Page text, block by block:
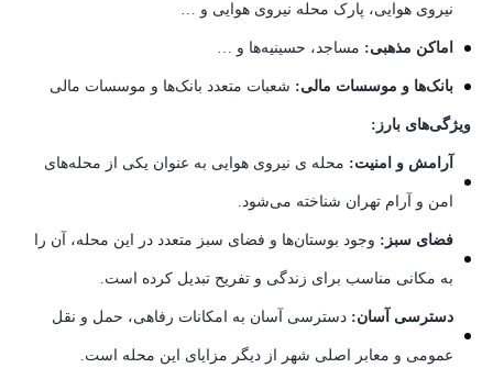
نیروی هوایی، پارک محله نیروی هوایی و …
اماکن مذهبی: مساجد، حسینیه‌ها و …
بانک‌ها و موسسات مالی: شعبات متعدد بانک‌ها و موسسات مالی
ویژگی‌های بارز:
آرامش و امنیت: محله ی نیروی هوایی به عنوان یکی از محله‌های
امن و آرام تهران شناخته می‌شود.
فضای سبز: وجود بوستان‌ها و فضای سبز متعدد در این محله، آن را
به مکانی مناسب برای زندگی و تفریح تبدیل کرده است.
دسترسی آسان: دسترسی آسان به امکانات رفاهی، حمل و نقل
عمومی و معابر اصلی شهر از دیگر مزایای این محله است.